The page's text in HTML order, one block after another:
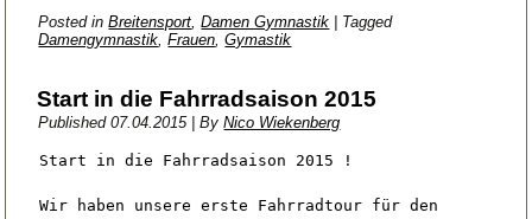
Posted in Breitensport ,Damen Gymnastik
Tagged
Damengymnastik ,Frauen ,Gymastik
Start in die Fahrradsaison 2015
Published 07.04.2015|By Nico Wiekenberg
Start in die Fahrradsaison 2015 !
Wir haben unsere erste Fahrradtour für den